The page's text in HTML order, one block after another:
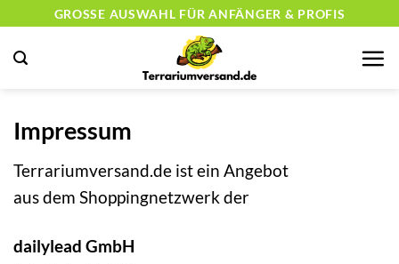
springen
GROSSE AUSWAHL FÜR ANFÄNGER & PROFIS
Impressum
Terrariumversand.de ist ein Angebot
aus dem Shoppingnetzwerk der
dailylead GmbH